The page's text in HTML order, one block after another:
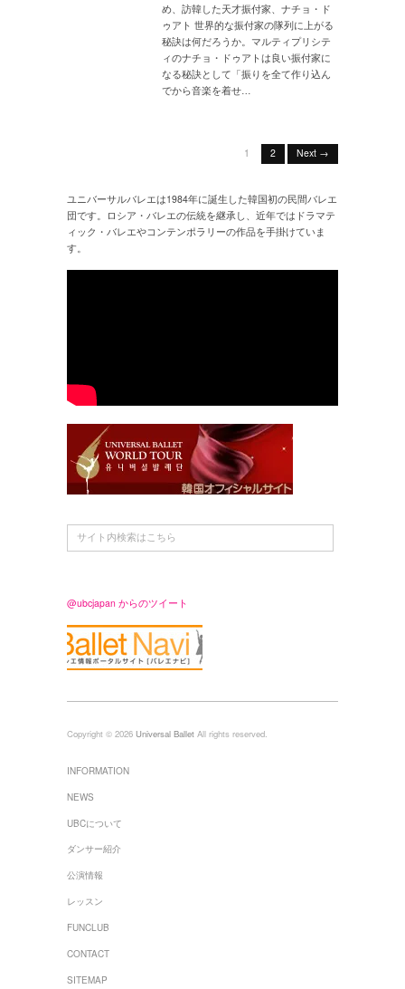
め、訪韓した天才振付家、ナチョ・ド
ゥアト 世界的な振付家の隊列に上がる
秘訣は何だろうか。マルティプリシテ
ィのナチョ・ドゥアトは良い振付家に
なる秘訣として「振りを全て作り込ん
でから音楽を着せ…
1 2 Next →
ユニバーサルバレエは1984年に誕生した韓国初の民間バレエ
団です。ロシア・バレエの伝統を継承し、近年ではドラマテ
ィック・バレエやコンテンポラリーの作品を手掛けていま
す。
@ubcjapan からのツイート
Copyright © 2026 Universal Ballet All rights reserved.
INFORMATION
NEWS
UBCについて
ダンサー紹介
公演情報
レッスン
FUNCLUB
CONTACT
SITEMAP